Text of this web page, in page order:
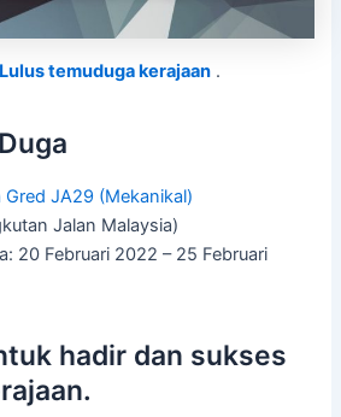
temuduga kerajaan .
JA29 (Mekanikal)
Jalan Malaysia)
20 Februari 2022 – 25 Februari
hadir dan sukses